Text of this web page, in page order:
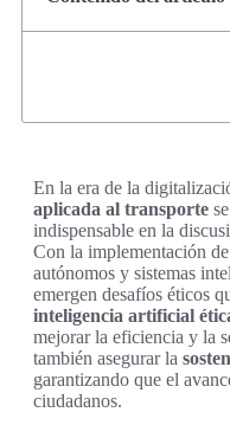
En la era de la
aplicada al transporte
indispensable en la
Con la implementación
autónomos y sistemas
emergen desafíos éticos
inteligencia artificial
mejorar la eficiencia y la
también asegurar la
garantizando que el
ciudadanos.